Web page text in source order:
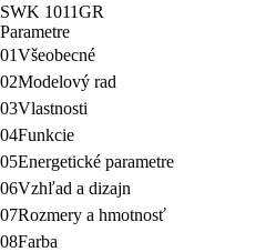
SWK 1011GR
Parametre
01Všeobecné
02Modelový rad
03Vlastnosti
04Funkcie
05Energetické parametre
06Vzhľad a dizajn
07Rozmery a hmotnosť
08Farba